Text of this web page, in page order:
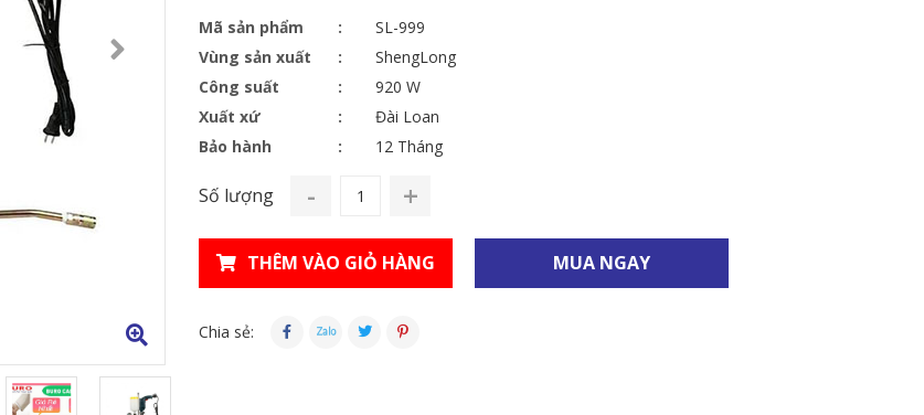
SÚNG BẮN KEO
KEO CẤY THÉP
Mã sản phẩm
SL-999
Vùng sản xuất
ShengLong
Công suất
920 W
Xuất xứ
Đài Loan
Bảo hành
12 Tháng
Số lượng - +
THÊM VÀO GIỎ HÀNG MUA NGAY
Chia sẻ: